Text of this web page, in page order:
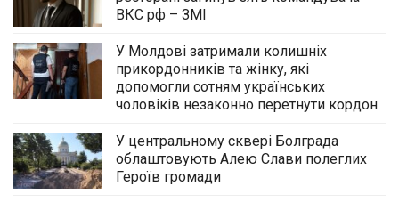
ВКС рф – ЗМІ
У Молдові затримали колишніх
прикордонників та жінку, які
допомогли сотням українських
чоловіків незаконно перетнути кордон
У центральному сквері Болграда
облаштовують Алею Слави полеглих
Героїв громади